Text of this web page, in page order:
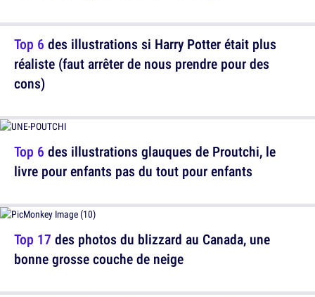
Top 6 des illustrations si Harry Potter était plus
réaliste (faut arrêter de nous prendre pour des
cons)
Top 17 des photos du blizzard au Canada, une
bonne grosse couche de neige
Top 6 des illustrations glauques de Proutchi, le
livre pour enfants pas du tout pour enfants